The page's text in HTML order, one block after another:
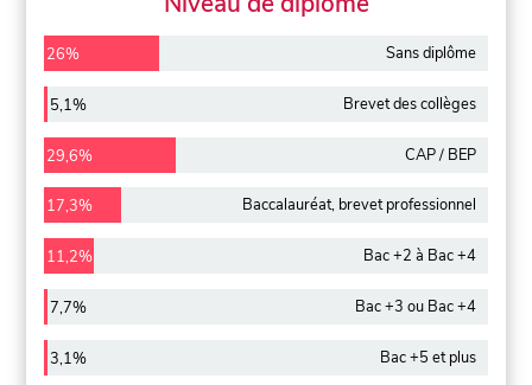
26% Sans diplôme
5,1% Brevet des collèges
29,6% CAP / BEP
17,3% Baccalauréat, brevet professionnel
11,2% Bac +2 à Bac +4
7,7% Bac +3 ou Bac +4
3,1% Bac +5 et plus